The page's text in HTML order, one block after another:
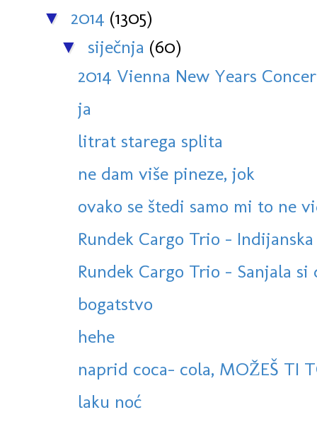
▼ 2014 (1305)
▼ siječnja (60)
2014 Vienna New Years
ja
litrat starega splita
ne dam više pineze, jok
ovako se štedi samo mi to ne
Rundek Cargo Trio -
Rundek Cargo Trio - Sanjala
bogatstvo
hehe
naprid coca- cola, MOŽEŠ TI
laku noć